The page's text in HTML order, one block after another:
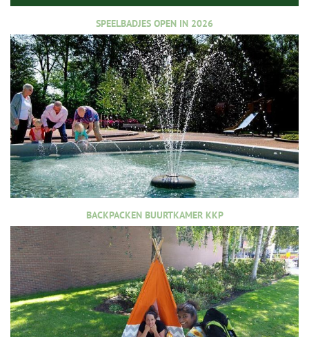
SPEELBADJES OPEN IN 2026
BACKPACKEN BUURTKAMER KKP